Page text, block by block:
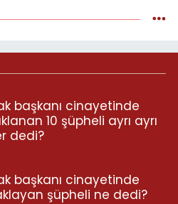
başkanı cinayetinde
10 şüpheli ayrı ayrı
dedi?
başkanı cinayetinde
şüpheli ne dedi?